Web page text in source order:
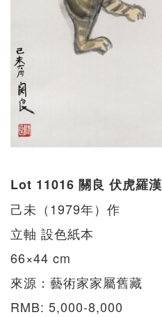
Lot 11016 關良 伏虎羅漢
己未（1979年）作
立軸 設色紙本
66×44 cm
來源：藝術家家屬舊藏
RMB: 5,000-8,000